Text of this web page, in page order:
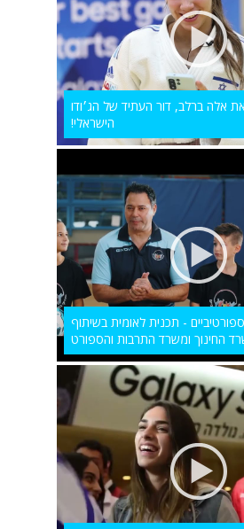
אלה ברלב, דור העתיד של הג׳ודו
הישראלי!
- תכנית לאומית בשיתוף
החינוך ומשרד התרבות והספורט